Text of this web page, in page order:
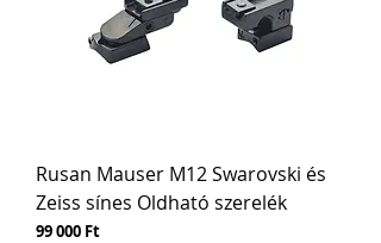
Rusan Mauser M12 Swarovski és
Zeiss sínes Oldható szerelék
Ár
99 000 Ft